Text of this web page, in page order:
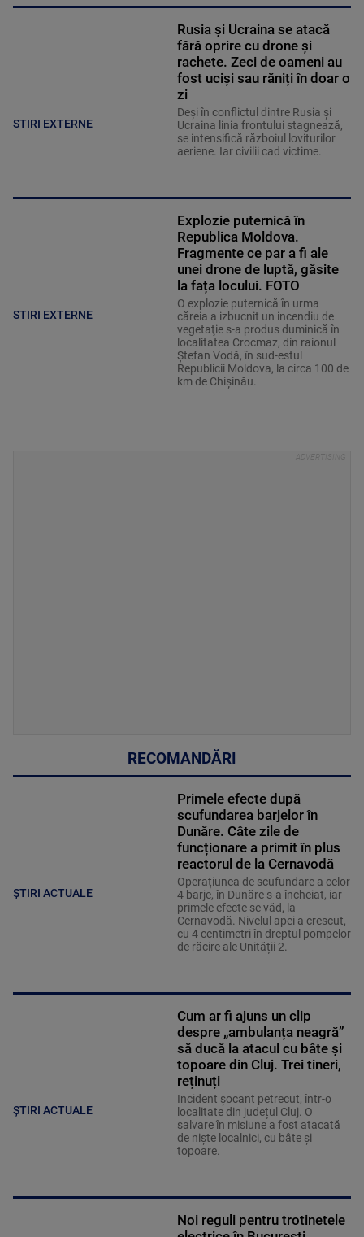
STIRI EXTERNE
Rusia și Ucraina se atacă
fără oprire cu drone și
rachete. Zeci de oameni au
fost uciși sau răniți în doar o
zi
Deși în conflictul dintre Rusia și
Ucraina linia frontului stagnează,
se intensifică războiul loviturilor
aeriene. Iar civilii cad victime.
STIRI EXTERNE
Explozie puternică în
Republica Moldova.
Fragmente ce par a fi ale
unei drone de luptă, găsite
la fața locului. FOTO
O explozie puternică în urma
căreia a izbucnit un incendiu de
vegetaţie s-a produs duminică în
localitatea Crocmaz, din raionul
Ştefan Vodă, în sud-estul
Republicii Moldova, la circa 100 de
km de Chişinău.
RECOMANDĂRI
ȘTIRI ACTUALE
Primele efecte după
scufundarea barjelor în
Dunăre. Câte zile de
funcționare a primit în plus
reactorul de la Cernavodă
Operațiunea de scufundare a celor
4 barje, în Dunăre s-a încheiat, iar
primele efecte se văd, la
Cernavodă. Nivelul apei a crescut,
cu 4 centimetri în dreptul pompelor
de răcire ale Unității 2.
ȘTIRI ACTUALE
Cum ar fi ajuns un clip
despre „ambulanța neagră”
să ducă la atacul cu bâte și
topoare din Cluj. Trei tineri,
reținuți
Incident șocant petrecut, într-o
localitate din județul Cluj. O
salvare în misiune a fost atacată
de niște localnici, cu bâte și
topoare.
Noi reguli pentru trotinetele